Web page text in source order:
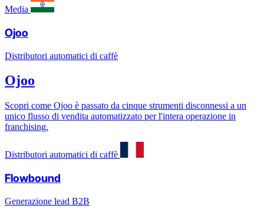
Media
Ojoo
Distributori automatici di caffè
Ojoo
Scopri come Ojoo è passato da cinque strumenti disconnessi a un
unico flusso di vendita automatizzato per l'intera operazione in
franchising.
Distributori automatici di caffè
Flowbound
Generazione lead B2B